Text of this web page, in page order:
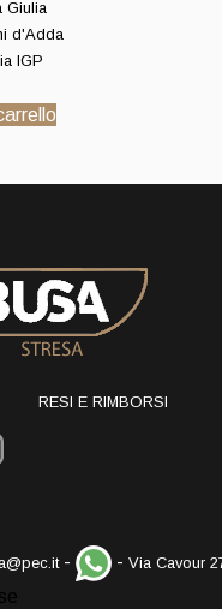
Giulia
d'Adda
IGP
RESI E RIMBORSI
- - Via Cavour